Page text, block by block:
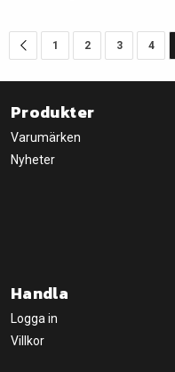
1 2 3 4
Produkter
Varumärken
Nyheter
Handla
Logga in
Villkor